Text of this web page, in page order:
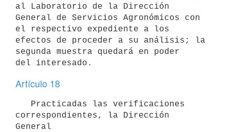
al Laboratorio de la Dirección
General de Servicios Agronómicos con
el respectivo expediente a los
efectos de proceder a su análisis; la
segunda muestra quedará en poder
Artículo 18
correspondientes, la Dirección
General